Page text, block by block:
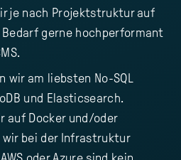
je nach Projektstruktur auf
Bedarf gerne hochperformant
wir am liebsten No-SQL
und Elasticsearch.
auf Docker und/oder
bei der Infrastruktur